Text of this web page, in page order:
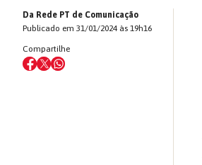
Da Rede PT de Comunicação
Publicado em 31/01/2024 às 19h16
Compartilhe